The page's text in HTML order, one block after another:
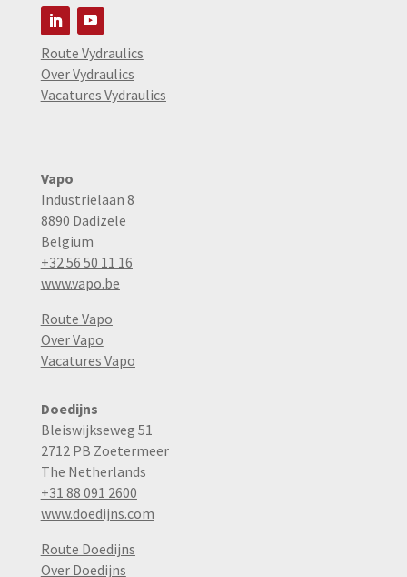
Route Vydraulics
Over Vydraulics
Vacatures Vydraulics
Vapo
Industrielaan 8
8890 Dadizele
Belgium
+32 56 50 11 16
www.vapo.be
Route Vapo
Over Vapo
Vacatures Vapo
Doedijns
Bleiswijkseweg 51
2712 PB Zoetermeer
The Netherlands
+31 88 091 2600
www.doedijns.com
Route Doedijns
Over Doedijns